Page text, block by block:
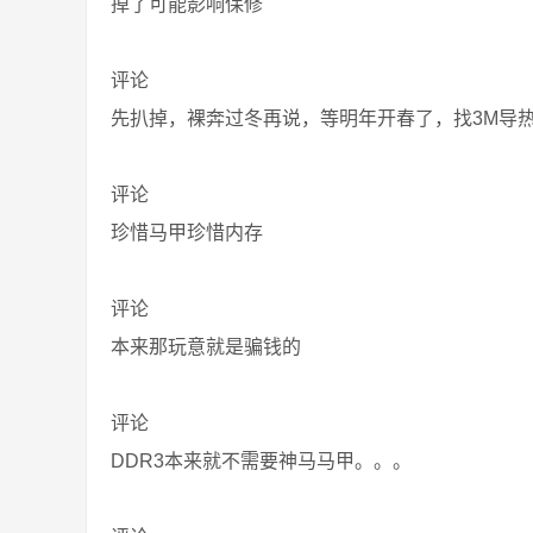
掉了可能影响保修
评论
先扒掉，裸奔过冬再说，等明年开春了，找3M导
评论
珍惜马甲珍惜内存
评论
本来那玩意就是骗钱的
评论
DDR3本来就不需要神马马甲。。。